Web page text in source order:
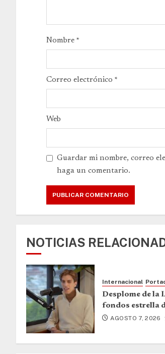
Nombre *
Correo electrónico *
Web
Guardar mi nombre, correo
haga un comentario.
NOTICIAS
Internacional
Desplome de la
fondos estrella
AGOSTO 7, 2026